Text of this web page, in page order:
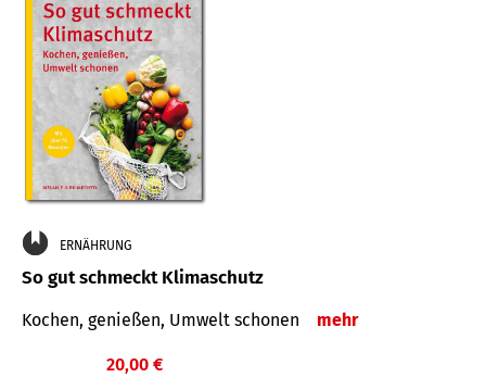
ERNÄHRUNG
So gut schmeckt Klimaschutz
Kochen, genießen, Umwelt schonen mehr
20,00 €